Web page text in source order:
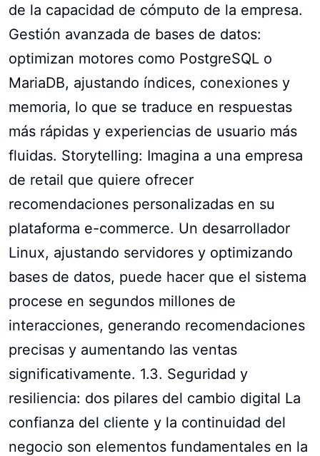
de la capacidad de cómputo de la empresa.
Gestión avanzada de bases de datos:
optimizan motores como PostgreSQL o
MariaDB, ajustando índices, conexiones y
memoria, lo que se traduce en respuestas
más rápidas y experiencias de usuario más
fluidas. Storytelling: Imagina a una empresa
de retail que quiere ofrecer
recomendaciones personalizadas en su
plataforma e-commerce. Un desarrollador
Linux, ajustando servidores y optimizando
bases de datos, puede hacer que el sistema
procese en segundos millones de
interacciones, generando recomendaciones
precisas y aumentando las ventas
significativamente. 1.3. Seguridad y
resiliencia: dos pilares del cambio digital La
confianza del cliente y la continuidad del
negocio son elementos fundamentales en la